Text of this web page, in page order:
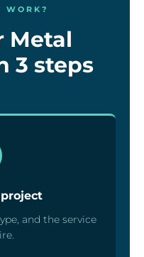
WORK?
Metal
3 steps
and the service